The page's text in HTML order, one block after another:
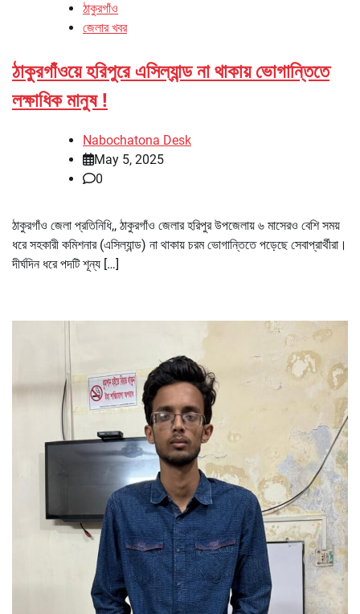
ঠাকুরগাঁও
জেলার খবর
ঠাকুরগাঁওয়ে হরিপুরে এসিল্যান্ড না থাকায় ভোগান্তিতে
লক্ষাধিক মানুষ !
Nabochatona Desk
May 5, 2025
0
ঠাকুরগাঁও জেলা প্রতিনিধি,, ঠাকুরগাঁও জেলার হরিপুর উপজেলায় ৬ মাসেরও বেশি সময়
ধরে সহকারী কমিশনার (এসিল্যান্ড) না থাকায় চরম ভোগান্তিতে পড়েছে সেবাপ্রার্থীরা।
দীর্ঘদিন ধরে পদটি শূন্য […]